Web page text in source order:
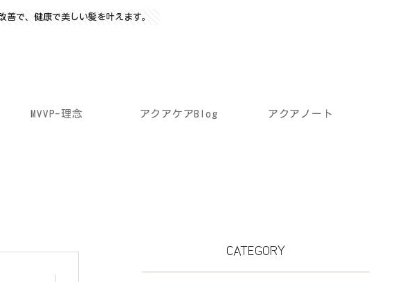
で、健康で美しい髪を叶えます。
MVVP-理念 アクアケアBlog アクアノート
CATEGORY